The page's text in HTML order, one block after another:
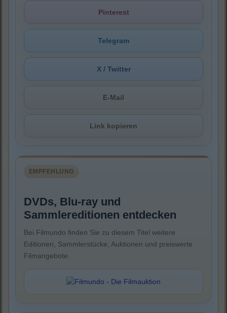
Pinterest
Telegram
X / Twitter
E-Mail
Link kopieren
EMPFEHLUNG
DVDs, Blu-ray und
Sammlereditionen entdecken
Bei Filmundo finden Sie zu diesem Titel weitere
Editionen, Sammlerstücke, Auktionen und preiswerte
Filmangebote.